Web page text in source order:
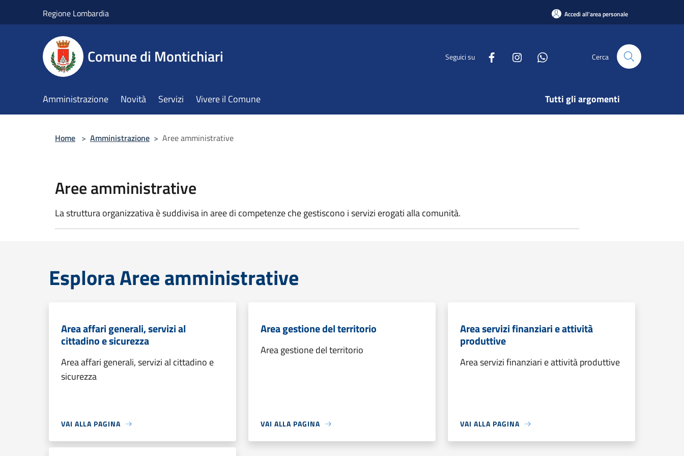
Regione Lombardia Accedi all'area personale
Comune di Montichiari Seguici su Cerca
Amministrazione Novità Servizi Vivere il Comune Tutti gli argomenti
Home > Amministrazione > Aree amministrative
Aree amministrative
La struttura organizzativa è suddivisa in aree di competenze che gestiscono i servizi erogati alla comunità.
Esplora Aree amministrative
Area affari generali, servizi al
cittadino e sicurezza
Area affari generali, servizi al cittadino e
sicurezza
VAI ALLA PAGINA
Area gestione del territorio
Area gestione del territorio
VAI ALLA PAGINA
Area servizi finanziari e attività
produttive
Area servizi finanziari e attività produttive
VAI ALLA PAGINA